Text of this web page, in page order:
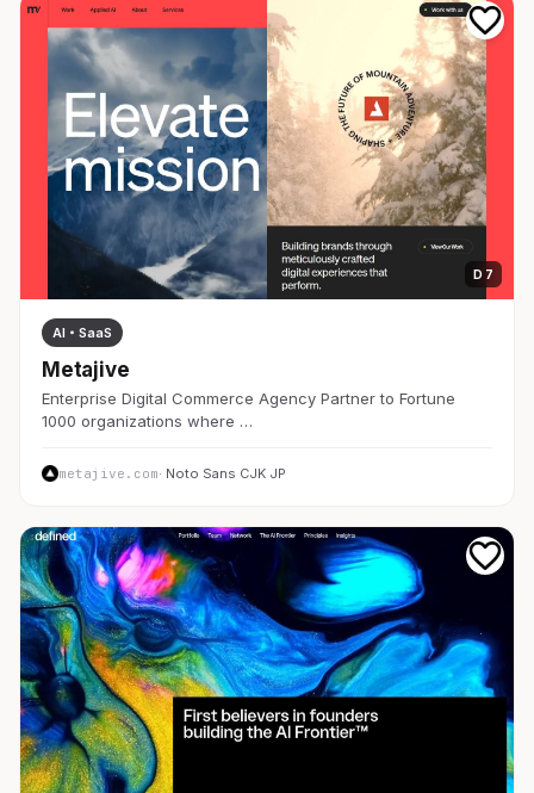
D 7
AI・SaaS
Metajive
Enterprise Digital Commerce Agency Partner to Fortune
1000 organizations where …
metajive.com· Noto Sans CJK JP